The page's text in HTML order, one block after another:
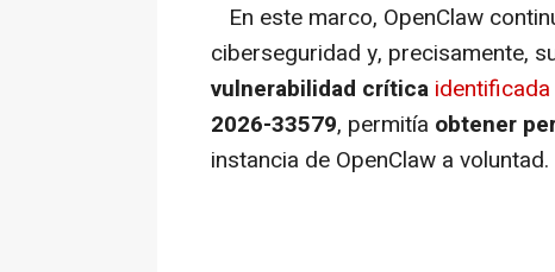
En este marco, OpenClaw
ciberseguridad y, precisamente,
vulnerabilidad crítica
2026-33579, permitía obtener
instancia de OpenClaw a voluntad.